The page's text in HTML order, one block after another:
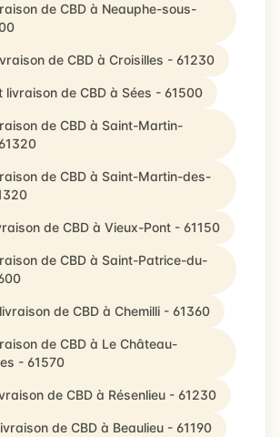
de CBD à Neauphe-sous-
de CBD à Croisilles - 61230
livraison de CBD à Sées - 61500
de CBD à Saint-Martin-
de CBD à Saint-Martin-des-
de CBD à Vieux-Pont - 61150
de CBD à Saint-Patrice-du-
de CBD à Chemilli - 61360
de CBD à Le Château-
- 61570
de CBD à Résenlieu - 61230
de CBD à Beaulieu - 61190